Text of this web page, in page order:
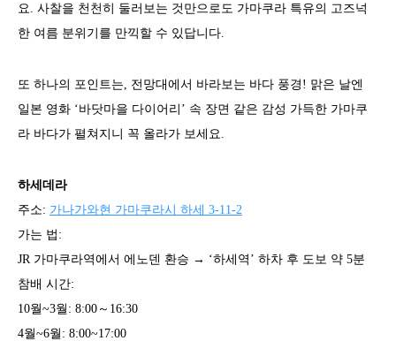
요. 사찰을 천천히 둘러보는 것만으로도 가마쿠라 특유의 고즈넉
한 여름 분위기를 만끽할 수 있답니다.
또 하나의 포인트는, 전망대에서 바라보는 바다 풍경! 맑은 날엔
일본 영화 ‘바닷마을 다이어리’ 속 장면 같은 감성 가득한 가마쿠
라 바다가 펼쳐지니 꼭 올라가 보세요.
하세데라
주소: 가나가와현 가마쿠라시 하세 3-11-2
가는 법:
JR 가마쿠라역에서 에노덴 환승 → ‘하세역’ 하차 후 도보 약 5분
참배 시간:
10월~3월: 8:00～16:30
4월~6월: 8:00~17:00